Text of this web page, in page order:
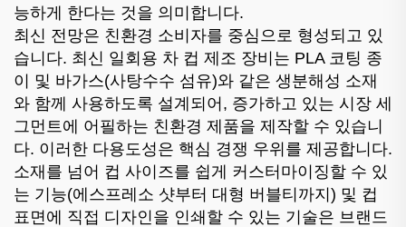
능하게 한다는 것을 의미합니다.
최신 전망은 친환경 소비자를 중심으로 형성되고 있
습니다. 최신 일회용 차 컵 제조 장비는 PLA 코팅 종
이 및 바가스(사탕수수 섬유)와 같은 생분해성 소재
와 함께 사용하도록 설계되어, 증가하고 있는 시장 세
그먼트에 어필하는 친환경 제품을 제작할 수 있습니
다. 이러한 다용도성은 핵심 경쟁 우위를 제공합니다.
소재를 넘어 컵 사이즈를 쉽게 커스터마이징할 수 있
는 기능(에스프레소 샷부터 대형 버블티까지) 및 컵
표면에 직접 디자인을 인쇄할 수 있는 기술은 브랜드